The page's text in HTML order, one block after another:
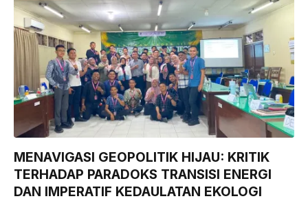
MENAVIGASI GEOPOLITIK HIJAU: KRITIK
TERHADAP PARADOKS TRANSISI ENERGI
DAN IMPERATIF KEDAULATAN EKOLOGI